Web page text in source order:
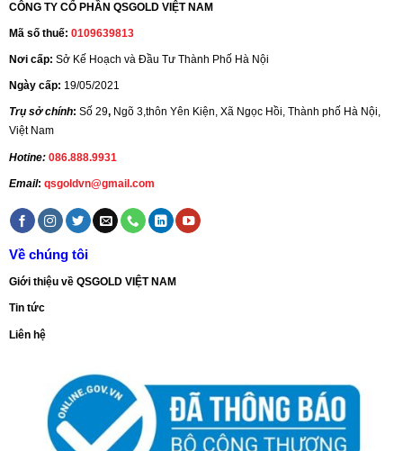
CÔNG TY CỔ PHẦN QSGOLD VIỆT NAM
Mã số thuế: 0109639813
Nơi cấp: Sở Kế Hoạch và Đầu Tư Thành Phố Hà Nội
Ngày cấp: 19/05/2021
Trụ sở chính: Số 29, Ngõ 3,thôn Yên Kiện, Xã Ngọc Hồi, Thành phố Hà Nội,
Việt Nam
Hotine: 086.888.9931
Email: qsgoldvn@gmail.com
Về chúng tôi
Giới thiệu về QSGOLD VIỆT NAM
Tin tức
Liên hệ